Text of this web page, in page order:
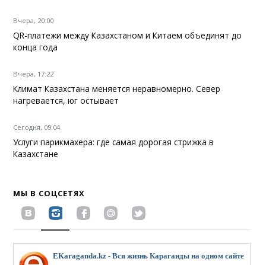
Вчера, 20:00
QR-платежи между Казахстаном и Китаем объединят до
конца года
Вчера, 17:22
Климат Казахстана меняется неравномерно. Север
нагревается, юг остывает
Сегодня, 09:04
Услуги парикмахера: где самая дорогая стрижка в
Казахстане
МЫ В СОЦСЕТЯХ
EKaraganda.kz - Вся жизнь Караганды на одном сайте